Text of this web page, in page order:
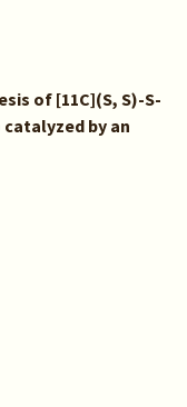
of [11C](S, S)-S-
by an